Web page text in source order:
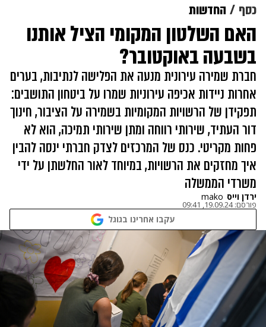
כסף החדשות
האם השלטון המקומי הציל אותנו
בשבעה באוקטובר?
חברת שמירה עירונית מנעה את הפלישה לנתיבות, בערים
אחרות ניידות אכיפה עירוניות שמרו על ביטחון התושבים:
תפקידן של הרשויות המקומיות בשמירה על הציבור, חינוך
דור העתיד, שירותי רווחה ומתן שירותי תמיכה, הוא לא
פחות מקריטי. כנס של המרכזים לצדק חברתי ינסה להבין
איך מחזקים את הרשויות, במיוחד לאור החלשתן על ידי
משרדי הממשלה
ירדן וייס mako
פורסם:19.09.24, 09:41
עקבו אחרינו בגוגל